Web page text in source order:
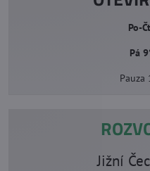
Po-
Pá
Pauza
Jižní